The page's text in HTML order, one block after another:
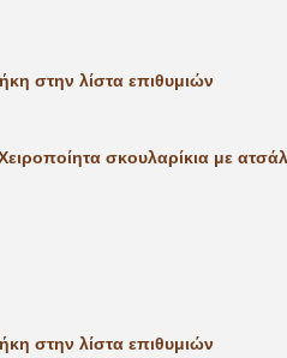
στην λίστα επιθυμιών
στην λίστα επιθυμιών